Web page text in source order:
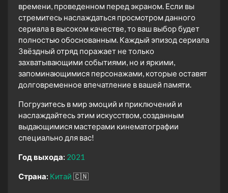
времени, проведенном перед экраном. Если вы
стремитесь наслаждаться просмотром данного
сериала в высоком качестве, то ваш выбор будет
полностью обоснованным. Каждый эпизод сериала
Звёздный отряд поражает не только
захватывающими событиями, но и яркими,
запоминающимися персонажами, которые оставят
долговременное впечатление в вашей памяти.
Погрузитесь в мир эмоций и приключений и
наслаждайтесь этим искусством, созданным
выдающимися мастерами кинематографии
специально для вас!
Год выхода: 2021
Страна: Китай 🇨🇳